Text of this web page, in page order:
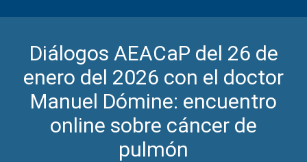
Diálogos AEACaP del 26 de
enero del 2026 con el doctor
Manuel Dómine: encuentro
online sobre cáncer de
pulmón